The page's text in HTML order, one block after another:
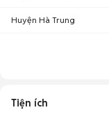
Huyện Hà Trung
Tiện ích